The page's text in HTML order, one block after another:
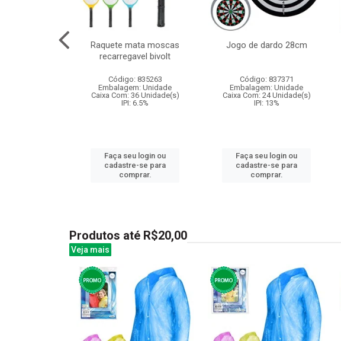
Raquete mata moscas
recarregavel bivolt
Código: 835263
Embalagem: Unidade
Caixa Com: 36 Unidade(s)
IPI: 6.5%
Faça seu login ou
cadastre-se para
comprar.
Jogo de dardo 28cm
Código: 837371
Embalagem: Unidade
Caixa Com: 24 Unidade(s)
IPI: 13%
Faça seu login ou
cadastre-se para
comprar.
Produtos até R$20,00
Veja mais